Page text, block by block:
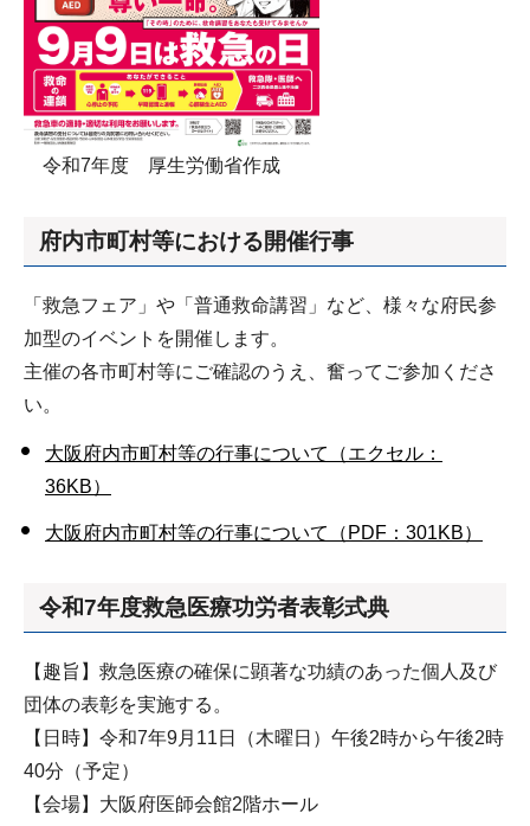
令和7年度 厚生労働省作成
府内市町村等における開催行事
「救急フェア」や「普通救命講習」など、様々な府民参
加型のイベントを開催します。
主催の各市町村等にご確認のうえ、奮ってご参加くださ
い。
大阪府内市町村等の行事について（エクセル：
36KB）
大阪府内市町村等の行事について（PDF：301KB）
令和7年度救急医療功労者表彰式典
【趣旨】救急医療の確保に顕著な功績のあった個人及び
団体の表彰を実施する。
【日時】令和7年9月11日（木曜日）午後2時から午後2時
40分（予定）
【会場】大阪府医師会館2階ホール